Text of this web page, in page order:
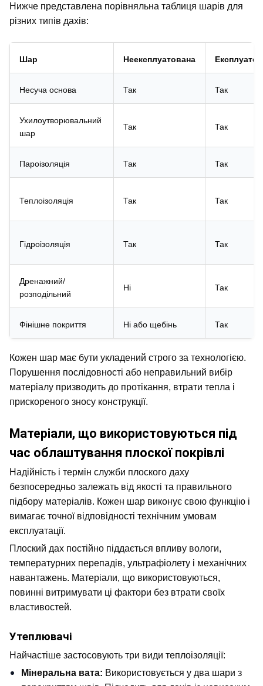
Нижче представлена порівняльна таблиця шарів для
різних типів дахів:
Шар Неексплуатована
Несуча основа Так Так
Ухилоутворювальний
шар
Так Так
Пароізоляція Так Так
Теплоізоляція Так Так
Гідроізоляція Так Так
Дренажний/
розподільний
Ні Так
Фінішне покриття Ні або щебінь Так
Кожен шар має бути укладений строго за технологією.
Порушення послідовності або неправильний вибір
матеріалу призводить до протікання, втрати тепла і
прискореного зносу конструкції.
Матеріали, що використовуються під
час облаштування плоскої покрівлі
Надійність і термін служби плоского даху
безпосередньо залежать від якості та правильного
підбору матеріалів. Кожен шар виконує свою функцію і
вимагає точної відповідності технічним умовам
експлуатації.
Плоский дах постійно піддається впливу вологи,
температурних перепадів, ультрафіолету і механічних
навантажень. Матеріали, що використовуються,
повинні витримувати ці фактори без втрати своїх
властивостей.
Утеплювачі
Найчастіше застосовують три види теплоізоляції:
Мінеральна вата: Використовується у два шари з